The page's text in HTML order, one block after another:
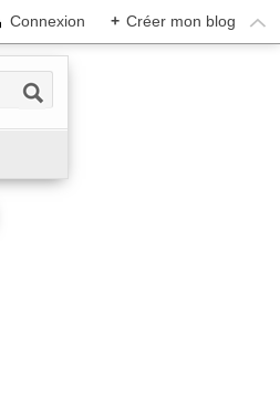
Connexion + Créer mon blog